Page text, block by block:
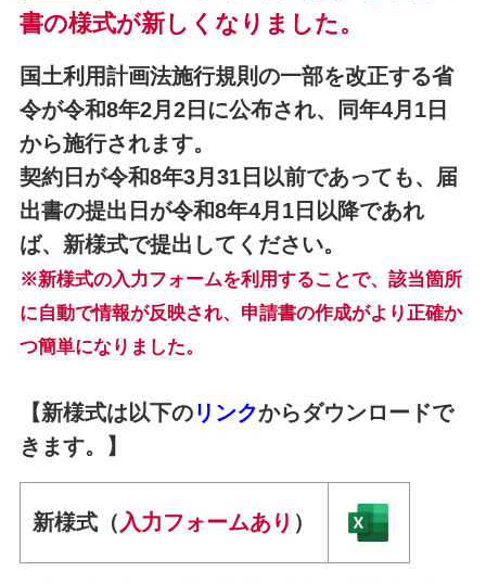
書の様式が新しくなりました。
国土利用計画法施行規則の一部を改正する省
令が令和8年2月2日に公布され、同年4月1日
から施行されます。
契約日が令和8年3月31日以前であっても、届
出書の提出日が令和8年4月1日以降であれ
ば、新様式で提出してください。
※新様式の入力フォームを利用することで、該当箇所
に自動で情報が反映され、申請書の作成がより正確か
つ簡単になりました。
【新様式は以下のリンクからダウンロードで
きます。】
新様式（ 入力フォームあり ）